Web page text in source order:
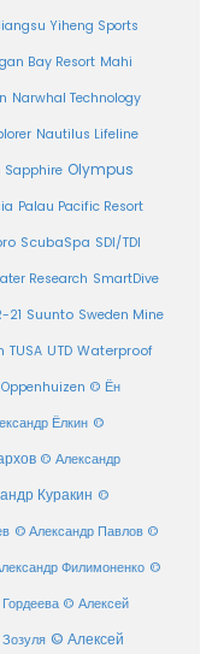
Yiheng Sports
Bay Resort Mahi
Narwhal Technology
Nautilus Lifeline
Sapphire Olympus
Palau Pacific Resort
ScubaSpa SDI/TDI
Research SmartDive
21 Suunto Sweden Mine
TUSA UTD Waterproof
© Ён
Ёлкин ©
© Александр
Куракин ©
© Александр Павлов ©
Филимоненко ©
© Алексей
© Алексей